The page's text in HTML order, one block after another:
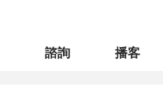
諮詢 播客